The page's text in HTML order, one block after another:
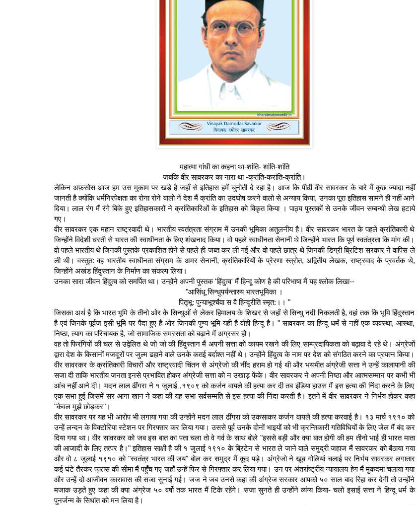
महात्मा गांधी का कहना था-शांति- शांति-शांति
जबकि वीर सावरकर का नारा था -क्रांति-करांति-क्रांति।
लेकिन अफ़सोस आज हम उस मुकाम पर खड़े है जहाँ से इतिहास हमें चुनोती दे रहा है। आज कि पीढी वीर सावरकर के बारे मैं कुछ ज्यादा नहीं
जानती है क्योंकि धर्मनिरपेक्षता का रोना रोने वालो ने देश मैं क्रांति का उदघोष करने वालो से अन्याय किया, उनका पूरा इतिहास सामने ही नहीं आने
दिया। लाल रंग मैं रंगे बिके हुए इतिहासकारों ने क्रांतिकारिओं के इतिहास को विकृत किया । पाठ्य पुस्तकों से उनके जीवन सम्बन्धी लेख हटाये
गए।
वीर सावरकर एक महान राष्ट्रवादी थे। भारतीय स्वतंत्रता संग्राम में उनकी भूमिका अतुलनीय है। वीर सावरकर भारत के पहले क्रांतिकारी थे
जिन्होंने विदेशी धरती से भारत की स्वाधीनता के लिए शंखनाद किया। वो पहले स्वाधीनता सेनानी थे जिन्होंने भारत कि पूर्ण स्वतंत्रता कि मांग की।
वो पहले भारतीय थे जिनकी पुस्तके प्रकाशित होने से पहले ही जब्त कर ली गई और वो पहले छात्र थे जिनकी डिग्री ब्रिटिश सरकार ने वापिस ले
ली थी। वस्तुत: वह भारतीय स्वाधीनता संग्राम के अमर सेनानी, क्रांतिकारियों के प्रेरणा स्त्रोत, अद्वितीय लेखक, राष्ट्रवाद के प्रवर्तक थे,
जिन्होंने अखंड हिंदुस्तान के निर्माण का संकल्प लिया।
उनका सारा जीवन हिंदुत्व को समर्पित था। उन्होंने अपनी पुस्तक 'हिंदुत्व' मैं हिन्दू कोण है की परिभाषा मैं यह श्लोक लिखा--
"आसिंधू सिन्धुपर्यन्तास्य भारतभूमिका ।
पितृभू: पुन्याभूश्चैवा स वै हिन्दूरीति स्मृत:।। "
जिसका अर्थ है कि भारत भूमि के तीनो ओर के सिन्धुओं से लेकर हिमालय के शिखर से जहाँ से सिन्धु नदी निकलती है, वहां तक कि भूमि हिंदुस्तान
है एवं जिनके पूर्वज इसी भूमि पर पैदा हुए है ओर जिनकी पुण्य भूमि यही है वोही हिन्दू है। " सावरकर का हिन्दू धर्मं से नहीं एक व्यवस्था, आस्था,
निष्ठा, त्याग का परिचायक है, जो सामाजिक समरसता को बढ़ाने में अग्रसर हो।
वह तो फिरंगियों की चल से उद्वेलित थे जो जो की हिंदुस्तान मैं अपनी सत्ता को कायम रखने की लिए साम्प्रदायिकता को बढ़ावा दे रहे थे। अंग्रेजों
द्वारा देश के किसानों मजदूरों पर जुल्म ढहाने वाले उनके कतई बर्दाश्त नहीं थे। उन्होंने हिंदुत्व के नाम पर देश को संगठित करने का प्रयत्न किया।
वीर सावरकर के क्रांतिकारी विचारों और राष्ट्रवादी चिंतन से अंग्रेजो की नींद हराम हो गई थी और भयभीत अंग्रेजी सत्ता ने उन्हें कालापानी की
सजा दी ताकि भारतीय जनता इनसे प्रभावित होकर अंग्रेजी सत्ता को न उखाड़ फेंके। वीर सावरकर ने अपनी निष्ठा और आत्मसम्मान पर कभी भी
आंच नहीं आने दी। मदन लाल ढींगरा ने १ जुलाई ,१९०९ को कर्जन वायले की हत्या कर दी तब इंडिया हाउस मैं इस हत्या की निंदा करने के लिए
एक सभा हुई जिसमें सर आगा खान ने कहा की यह सभा सर्वसम्मति से इस हत्या की निंदा करती है। इतने में वीर सावरकर ने निर्भय होकर कहा
"केवल मुझे छोड़कर"।
वीर सावरकर पर यह भी आरोप भी लगाया गया की उन्होंने मदन लाल ढींगरा को उकसाकर कर्जन वायले की हत्या करवाई है। १३ मार्च १९१० को
उन्हें लन्दन के विक्टोरिया स्टेशन पर गिरफ्तार कर लिया गया। उससे पूर्व उनके दोनों भाइयों को भी क्रन्तिकारी गतिविधियों के लिए जेल मैं बंद कर
दिया गया था। वीर सावरकर को जब इस बात का पता चला तो वे गर्व के साथ बोले "इससे बड़ी और क्या बात होगी की हम तीनो भाई ही भारत माता
की आजादी के लिए तत्पर है।" इतिहास साक्षी है की १ जुलाई १९१० के ब्रिटेन से भारत ले जाने वाले समुद्री जहाज मैं सावरकर को बैठाया गया
और वो ८ जुलाई १९१० को "स्वतंत्र भारत की जय" बोल कर समुद्र मैं कूद पड़े। अंग्रेजो ने खूब गोलियां चलाई पर निर्भय सावरकर लगातार
कई घंटे तैरकर फ्रांस की सीमा मैं पहुँच गए जहाँ उन्हें फिर से गिरफ्तार कर लिया गया। उन पर अंतर्राष्ट्रीय न्यायालय हेग मैं मुकदमा चलाया गया
और उन्हें दो आजीवन कारावास की सजा सुनाई गई। जज ने जब उनसे कहा की अंग्रेज सरकार आपको ५० साल बाद रिहा कर देगी तो उन्होंने
मजाक उड़ते हुए कहा की क्या अंग्रेज ५० वर्षो तक भारत मैं टिके रहेंगे। सजा सुनते ही उन्होंने व्यंग्य किया- चलो इसाई सत्ता ने हिन्दू धर्म के
पुनर्जन्म के सिधांत को मन लिया है।